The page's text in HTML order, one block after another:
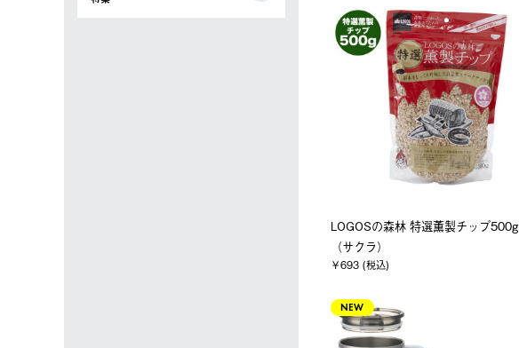
LOGOSの森林 特選薫製チップ500g
（サクラ）
￥693 (税込)
NEW